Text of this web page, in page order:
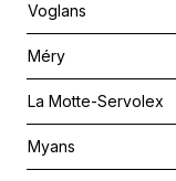
Voglans
Méry
La Motte-Servolex
Myans